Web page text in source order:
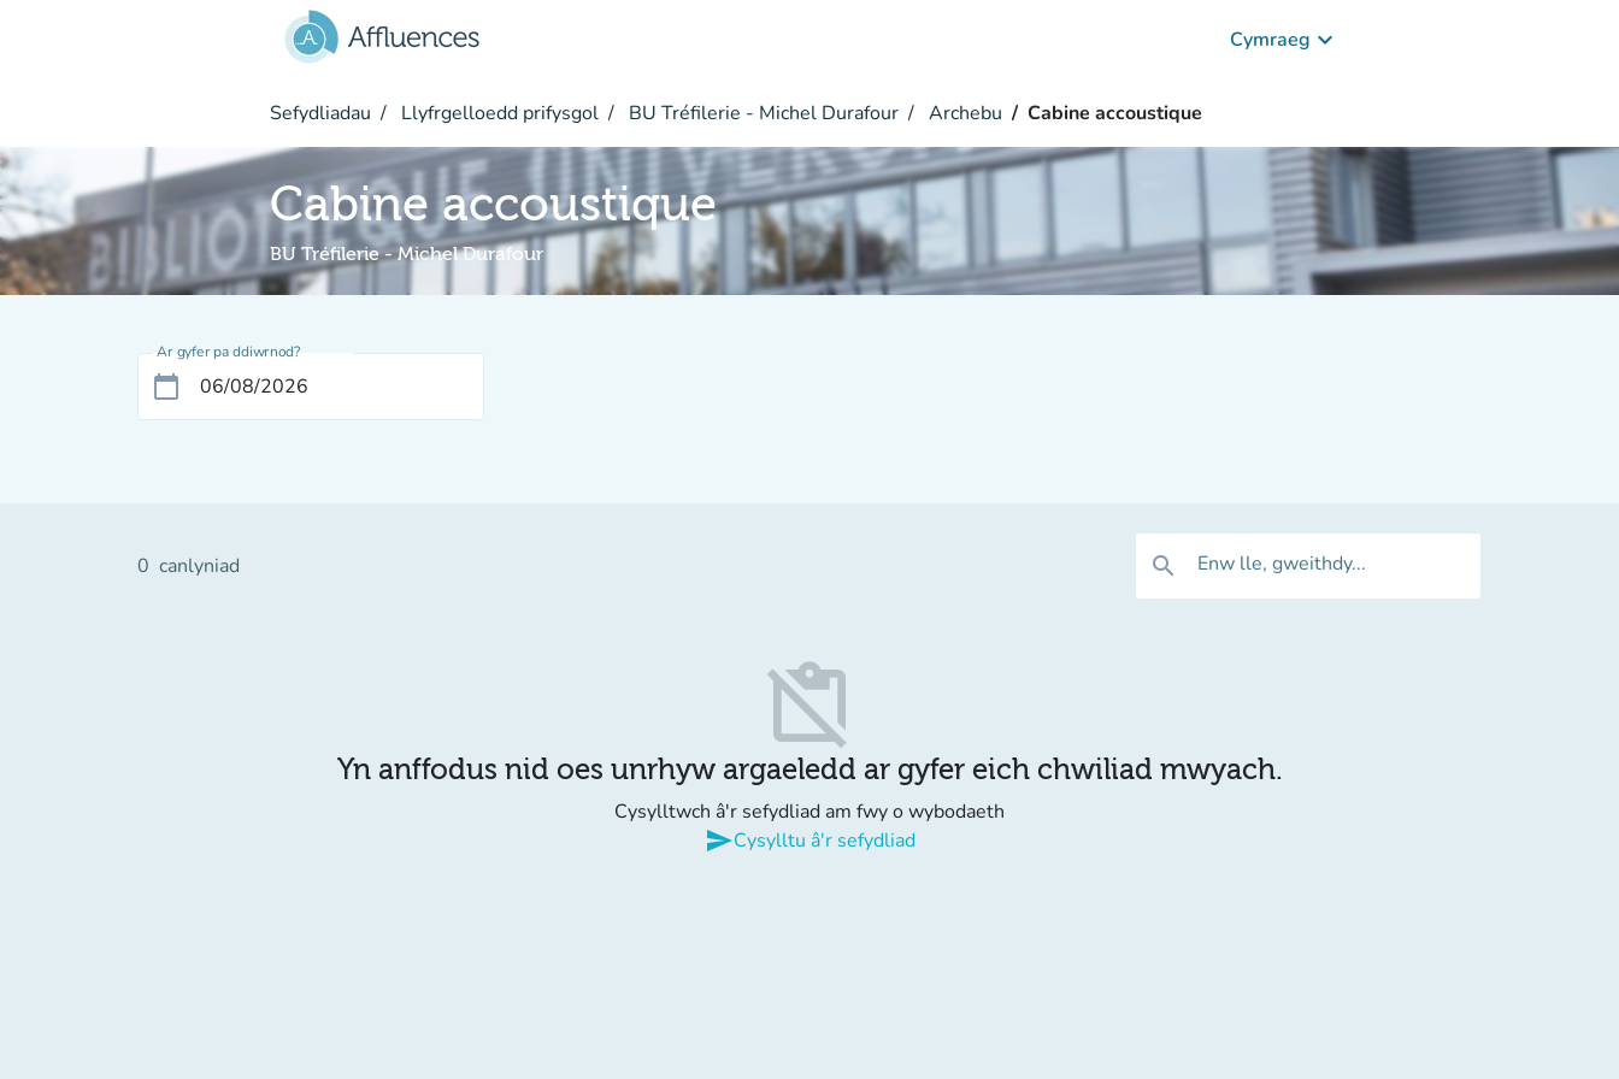
Cymraeg keyboard_arrow_down
Sefydliadau Llyfrgelloedd prifysgol BU Tréfilerie - Michel Durafour Archebu Cabine accoustique
Cabine accoustique
BU Tréfilerie - Michel Durafour
Ar gyfer pa ddiwrnod?
calendar_today
0 canlyniad search Enw lle, gweithdy...
content_paste_off
Yn anffodus nid oes unrhyw argaeledd ar gyfer eich chwiliad mwyach.
Cysylltwch â'r sefydliad am fwy o wybodaeth
sendCysylltu â'r sefydliad